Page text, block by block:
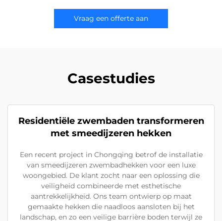
Vraag een offerte aan
Casestudies
Residentiële zwembaden transformeren
met smeedijzeren hekken
Een recent project in Chongqing betrof de installatie
van smeedijzeren zwembadhekken voor een luxe
woongebied. De klant zocht naar een oplossing die
veiligheid combineerde met esthetische
aantrekkelijkheid. Ons team ontwierp op maat
gemaakte hekken die naadloos aansloten bij het
landschap, en zo een veilige barrière boden terwijl ze